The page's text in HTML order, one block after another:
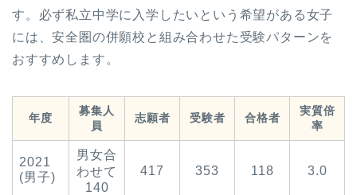
す。必ず私立中学に入学したいという希望がある女子
には、安全圏の併願校と組み合わせた受験パターンを
おすすめします。
年度
募集人
員
志願者 受験者 合格者
実質倍
率
2021
(男子)
男女合
わせて
140
417 353 118 3.0